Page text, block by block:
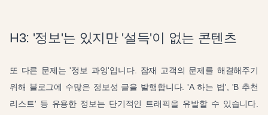
H3: '정보'는 있지만 '설득'이 없는 콘텐츠
또 다른 문제는 '정보 과잉'입니다. 잠재 고객의 문제를 해결해주기
위해 블로그에 수많은 정보성 글을 발행합니다. 'A 하는 법', 'B 추천
리스트' 등 유용한 정보는 단기적인 트래픽을 유발할 수 있습니다.